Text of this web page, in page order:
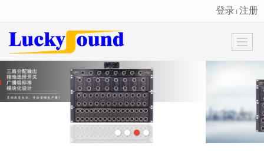
很遗憾，因您的浏览器版本过低导致无法获得最佳浏览体验，推荐下载安装谷歌浏览器！
登录 丨 注册